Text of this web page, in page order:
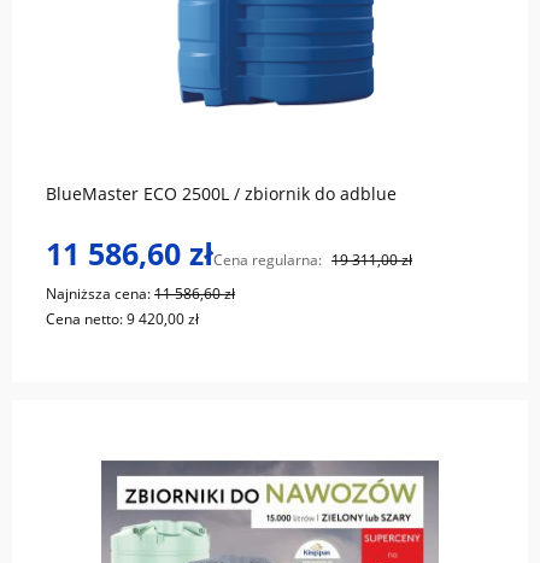
BlueMaster ECO 2500L / zbiornik do adblue
11 586,60 złCena regularna: 19 311,00 zł
Najniższa cena:11 586,60 zł
Cena netto:9 420,00 zł
do koszyka